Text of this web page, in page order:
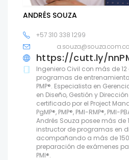
ANDRÉS SOUZA
+57 310 338 1299
a.souza@souza.com.co
https://cutt.ly/
Ingeniero Civil con más de
programas de
PMP®. Especialista en
en Diseño, Gestión y
certificado por el Project
PgMP®, PMP®, PMI-RMP®, PMI-
Andrés Souza posee más de
instructor de programas en
acompañando a más de
preparación de exámenes
PMI®.